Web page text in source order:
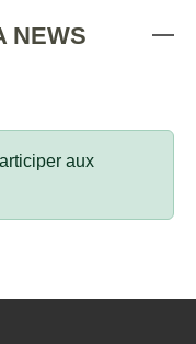
NEWS
aux